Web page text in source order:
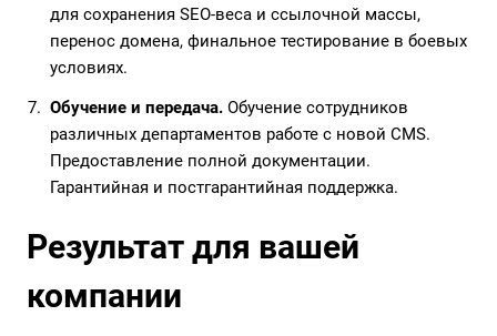
для сохранения SEO-веса и ссылочной массы,
перенос домена, финальное тестирование в боевых
условиях.
Обучение и передача. Обучение сотрудников
различных департаментов работе с новой CMS.
Предоставление полной документации.
Гарантийная и постгарантийная поддержка.
Результат для вашей
компании